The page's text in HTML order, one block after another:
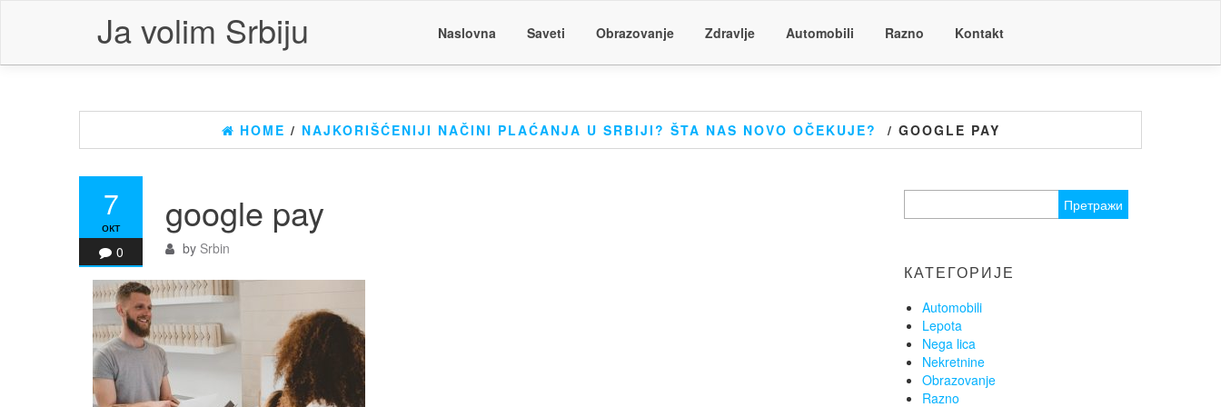
content
Ja volim Srbiju Naslovna Saveti Obrazovanje Zdravlje Automobili Razno Kontakt
HOME / NAJKORIŠĆENIJI NAČINI PLAĆANJA U SRBIJI? ŠTA NAS NOVO OČEKUJE? / GOOGLE PAY
7
окт
0
google pay
by Srbin
за:
КАТЕГОРИЈЕ
Automobili
Lepota
Nega lica
Nekretnine
Obrazovanje
Razno